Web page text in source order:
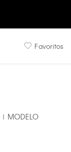
Favoritos
MODELO